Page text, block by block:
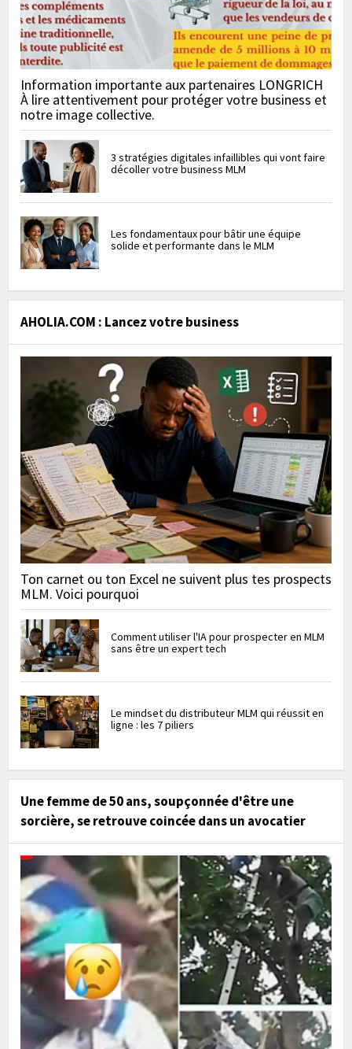
Information importante aux partenaires LONGRICH
À lire attentivement pour protéger votre business et
notre image collective.
3 stratégies digitales infaillibles qui vont faire
décoller votre business MLM
Les fondamentaux pour bâtir une équipe
solide et performante dans le MLM
AHOLIA.COM : Lancez votre business
Ton carnet ou ton Excel ne suivent plus tes prospects
MLM. Voici pourquoi
Comment utiliser l'IA pour prospecter en MLM
sans être un expert tech
Le mindset du distributeur MLM qui réussit en
ligne : les 7 piliers
Une femme de 50 ans, soupçonnée d'être une
sorcière, se retrouve coincée dans un avocatier